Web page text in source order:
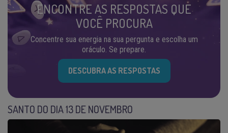
ENCONTRE AS RESPOSTAS QUE
VOCÊ PROCURA
Concentre sua energia na sua pergunta e escolha um
oráculo. Se prepare.
DESCUBRA AS RESPOSTAS
SANTO DO DIA 13 DE NOVEMBRO